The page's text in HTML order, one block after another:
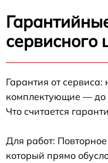
сервисного
Гарантия от
комплектующие — до
Что считается
Для работ:
который прямо